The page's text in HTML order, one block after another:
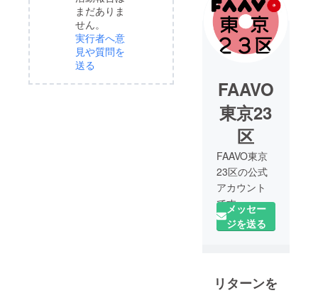
まだありま
せん。
実行者へ意
見や質問を
送る
FAAVO
東京23
区
FAAVO東京
23区の公式
アカウント
です。
「平成28年
熊本地震」
なられた方
メッセー
ジを送る
リターンを